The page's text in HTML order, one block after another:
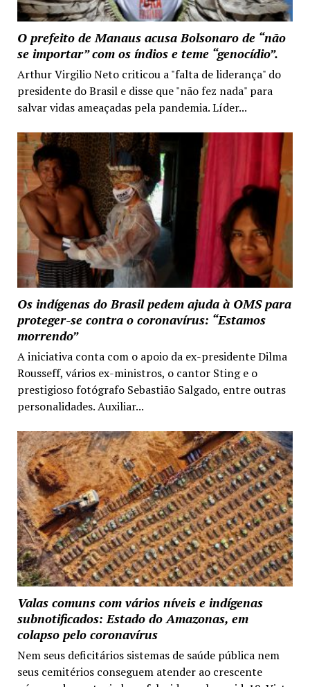
O prefeito de Manaus acusa Bolsonaro de “não
se importar” com os índios e teme “genocídio”.
Arthur Virgilio Neto criticou a "falta de liderança" do
presidente do Brasil e disse que "não fez nada" para
salvar vidas ameaçadas pela pandemia. Líder...
Os indígenas do Brasil pedem ajuda à OMS para
proteger-se contra o coronavírus: “Estamos
morrendo”
A iniciativa conta com o apoio da ex-presidente Dilma
Rousseff, vários ex-ministros, o cantor Sting e o
prestigioso fotógrafo Sebastião Salgado, entre outras
personalidades. Auxiliar...
Valas comuns com vários níveis e indígenas
subnotificados: Estado do Amazonas, em
colapso pelo coronavírus
Nem seus deficitários sistemas de saúde pública nem
seus cemitérios conseguem atender ao crescente